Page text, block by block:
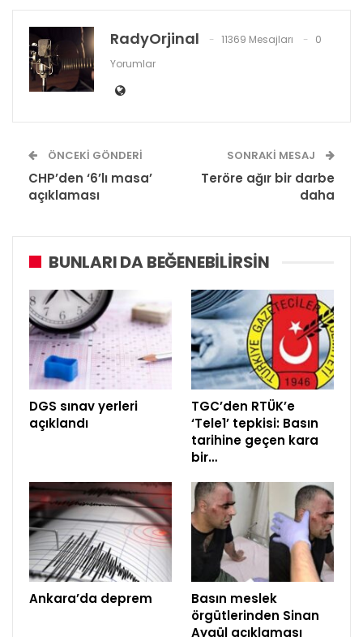
RadyOrjinal 11369 Mesajları
0
Yorumlar
ÖNCEKI GÖNDERI
CHP’den ‘6’lı masa’
açıklaması
SONRAKI MESAJ
Teröre ağır bir darbe
daha
BUNLARI DA BEĞENEBILIRSIN
DGS sınav yerleri
açıklandı
TGC’den RTÜK’e
‘Tele1’ tepkisi: Basın
tarihine geçen kara
bir…
Ankara’da deprem
Basın meslek
örgütlerinden Sinan
Aygül açıklaması